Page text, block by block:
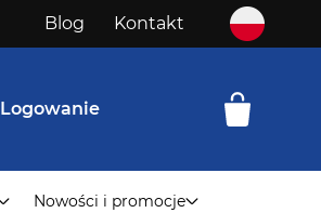
Blog Kontakt
Logowanie
Nowości i promocje